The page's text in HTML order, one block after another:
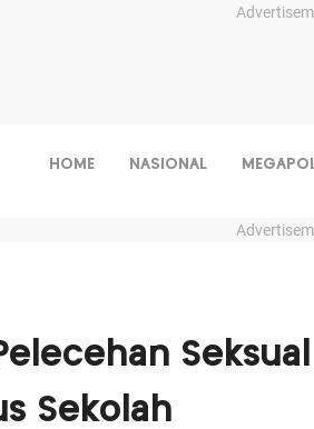
HOME NASIONAL
Sekolah